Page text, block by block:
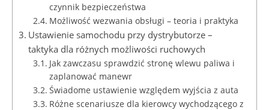
czynnik bezpieczeństwa
Możliwość wezwania obsługi – teoria i praktyka
Ustawienie samochodu przy dystrybutorze –
taktyka dla różnych możliwości ruchowych
Jak zawczasu sprawdzić stronę wlewu paliwa i
zaplanować manewr
Świadome ustawienie względem wyjścia z auta
Różne scenariusze dla kierowcy wychodzącego z